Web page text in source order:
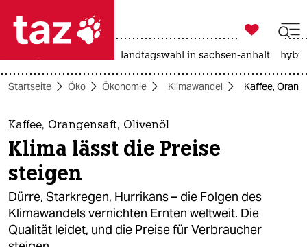
 taz zahl ich
taz zahl ich
themen
politik
öko
gesellschaft

taz zahl ich
landtagswahl in sachsen-anhalt
Startseite Öko Ökonomie Klimawandel Kaffee,
Kaffee, Orangensaft, Olivenöl
Klima lässt die Preise
steigen
Dürre, Starkregen, Hurrikans – die Folgen des
Klimawandels vernichten Ernten weltweit. Die
Qualität leidet, und die Preise für Verbraucher